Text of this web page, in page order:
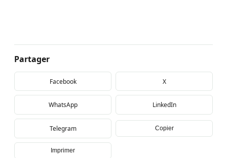
Partager
Facebook X
WhatsApp LinkedIn
Telegram Copier
Imprimer